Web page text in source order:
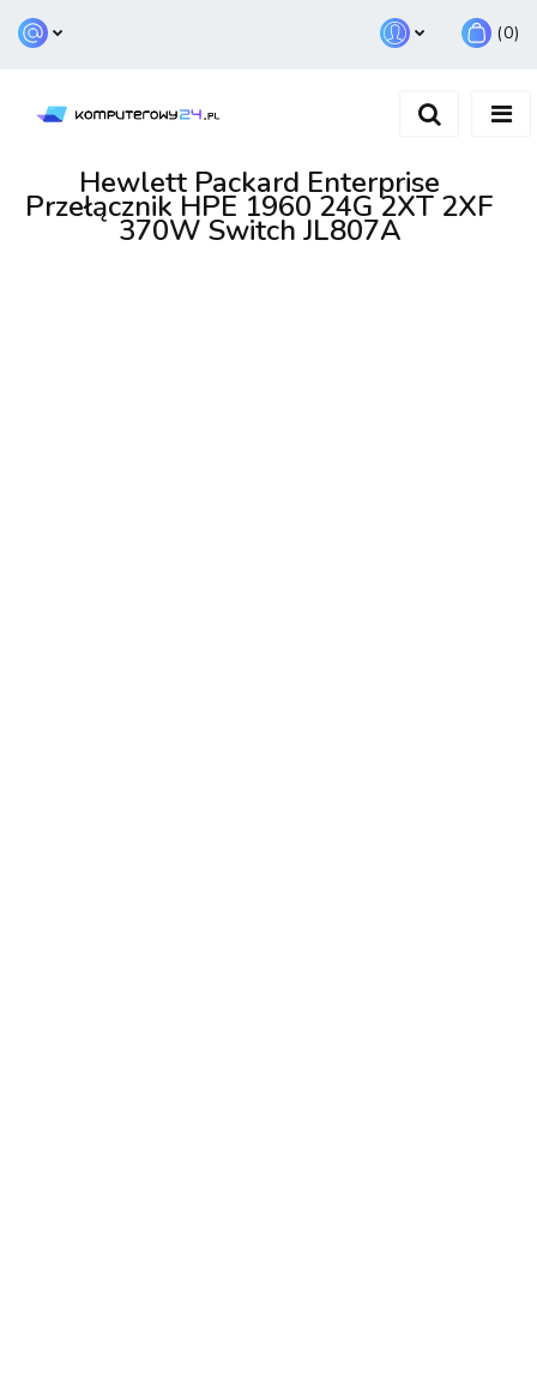
Zarejestruj się
(0)
Hewlett Packard Enterprise
Przełącznik HPE 1960 24G 2XT 2XF
370W Switch JL807A